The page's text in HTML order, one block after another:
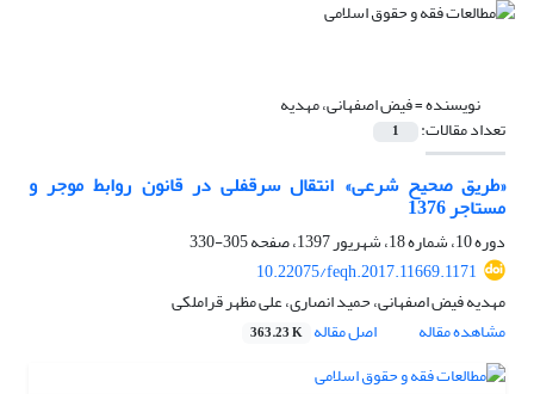
نویسنده =فیض اصفهانی، مهدیه
تعداد مقالات: 1
«طریق صحیح شرعی» انتقال سرقفلی در قانون روابط موجر و
مستاجر 1376
دوره 10، شماره 18، شهریور 1397، صفحه
305-330
10.22075/feqh.2017.11669.1171
مهدیه فیض اصفهانی، حمید انصاری، علی مظهر قراملکی
مشاهده مقاله
اصل مقاله 363.23 K